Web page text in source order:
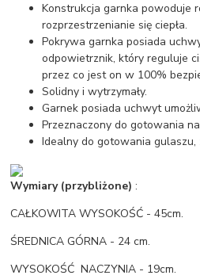
Konstrukcja garnka powoduje
rozprzestrzenianie się ciepła.
Pokrywa garnka posiada
odpowietrznik, który reguluje
przez co jest on w 100%
Solidny i wytrzymały.
Garnek posiada uchwyt
Przeznaczony do gotowania
Idealny do gotowania gulaszu,
Wymiary (przybliżone) :
CAŁKOWITA WYSOKOŚĆ - 45cm.
ŚREDNICA GÓRNA - 24 cm.
WYSOKOŚĆ NACZYNIA - 19cm.